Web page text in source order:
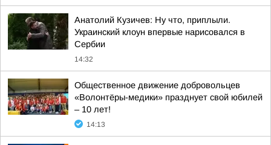
Анатолий Кузичев: Ну что, приплыли.
Украинский клоун впервые нарисовался в
Сербии
14:32
Общественное движение добровольцев
«Волонтёры-медики» празднует свой юбилей
– 10 лет!
14:13